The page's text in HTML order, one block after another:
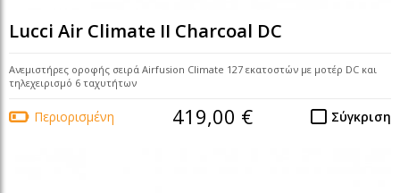
Lucci Air Climate II Charcoal DC
Ανεμιστήρες οροφής σειρά Airfusion Climate 127 εκατοστών με μοτέρ DC και
τηλεχειρισμό 6 ταχυτήτων
Περιορισμένη Σύγκριση
419,00 €